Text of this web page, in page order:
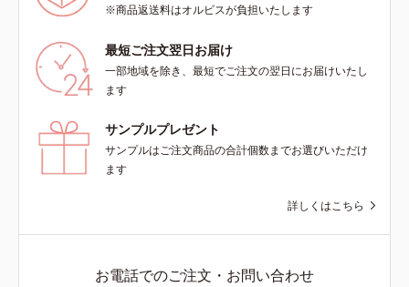
※商品返送料はオルビスが負担いたします
最短ご注文翌日お届け
一部地域を除き、最短でご注文の翌日にお届けいたし
ます
サンプルプレゼント
サンプルはご注文商品の合計個数までお選びいただけ
ます
詳しくはこちら
お電話でのご注文・お問い合わせ